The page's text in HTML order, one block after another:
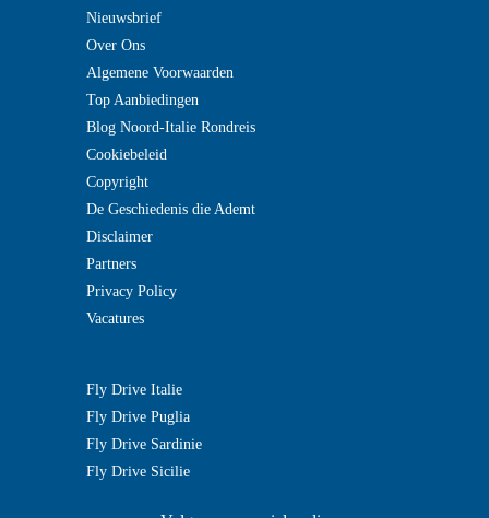
Nieuwsbrief
Over Ons
Algemene Voorwaarden
Top Aanbiedingen
Blog Noord-Italie Rondreis
Cookiebeleid
Copyright
De Geschiedenis die Ademt
Disclaimer
Partners
Privacy Policy
Vacatures
Fly Drive Italie
Fly Drive Puglia
Fly Drive Sardinie
Fly Drive Sicilie